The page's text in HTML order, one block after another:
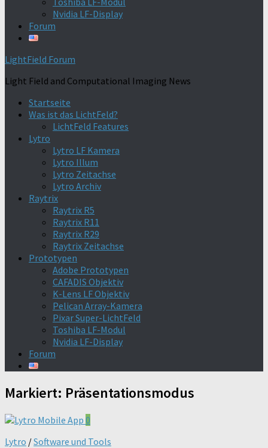
Nvidia LF-Display
Forum
LightField Forum
Light Field and Computational Imaging News
Startseite
Was ist das LichtFeld?
LichtFeld Features
Lytro
Lytro LF Kamera
Lytro Illum
Lytro Zeitachse
Lytro Archiv
Raytrix
Raytrix R5
Raytrix R11
Raytrix R29
Raytrix Zeitachse
Prototypen
Adobe Prototypen
CAFADIS Objektiv
K-Lens LF Objektiv
Pelican Array-Kamera
Pixar Super-LichtFeld
Toshiba LF-Modul
Nvidia LF-Display
Forum
Markiert: Präsentationsmodus
0
Lytro /Software und Tools